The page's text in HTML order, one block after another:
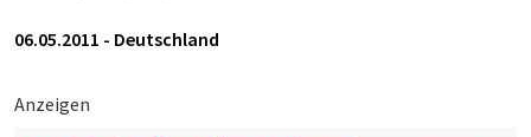
06.05.2011 - Deutschland
Anzeigen